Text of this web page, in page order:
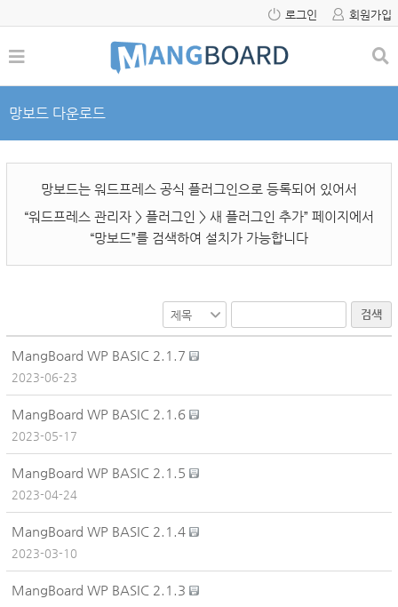
로그인 회원가입
망보드 다운로드
망보드는 워드프레스 공식 플러그인으로 등록되어 있어서
“워드프레스 관리자 > 플러그인 > 새 플러그인 추가” 페이지에서
“망보드”를 검색하여 설치가 가능합니다
검색
MangBoard WP BASIC 2.1.7
2023-06-23
MangBoard WP BASIC 2.1.6
2023-05-17
MangBoard WP BASIC 2.1.5
2023-04-24
MangBoard WP BASIC 2.1.4
2023-03-10
MangBoard WP BASIC 2.1.3